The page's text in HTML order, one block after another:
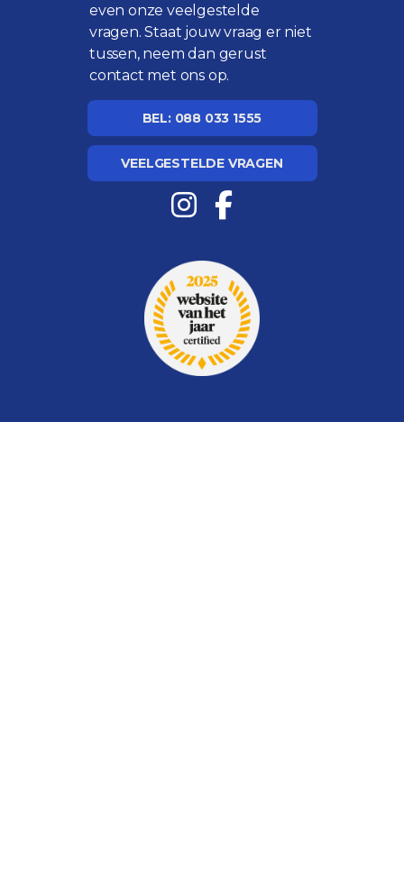
even onzeveelgestelde
vragen. Staat jouw vraag er niet
tussen, neem dan gerust
contact met ons op.
BEL: 088 033 1555
VEELGESTELDE VRAGEN